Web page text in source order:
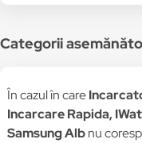
Categorii
În cazul în care
Incarcare Rapida,
Samsung Albnu